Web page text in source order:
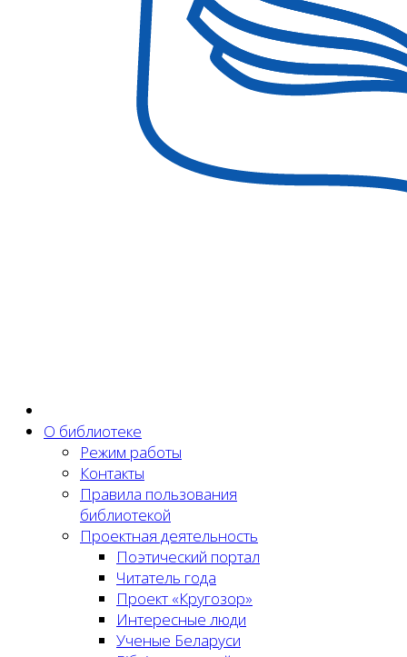
О библиотеке
Режим работы
Контакты
Правила пользования
библиотекой
Проектная деятельность
Поэтический портал
Читатель года
Проект «Кругозор»
Интересные люди
Ученые Беларуси